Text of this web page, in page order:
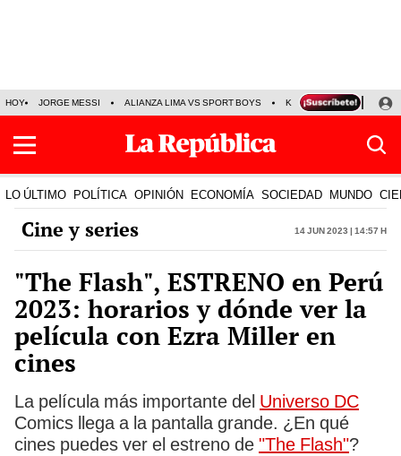
HOY JORGE MESSI ALIANZA LIMA VS SPORT BOYS KENJI FUJIMORI
LO ÚLTIMO POLÍTICA OPINIÓN ECONOMÍA SOCIEDAD MUNDO
Cine y series 14 Jun 2023 | 14:57 h
"The Flash", ESTRENO en Perú
2023: horarios y dónde ver la
película con Ezra Miller en
cines
La película más importante del Universo DC
Comics llega a la pantalla grande. ¿En qué
cines puedes ver el estreno de "The Flash"?